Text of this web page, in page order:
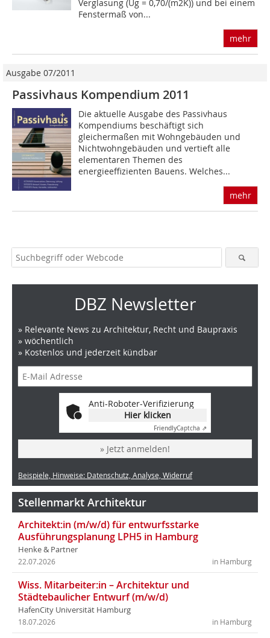
Verglasung (Ug = 0,70/(m2K)) und bei einem
Fenstermaß von...
mehr
Ausgabe 07/2011
Passivhaus Kompendium 2011
Die aktuelle Ausgabe des Passivhaus
Kompendiums beschäftigt sich
gleichermaßen mit Wohngebäuden und
Nichtwohngebäuden und vertieft alle
elementaren Themen des
energieeffizienten Bauens. Welches...
mehr
DBZ Newsletter
» Relevante News zu Architektur, Recht und Baupraxis
» wöchentlich
» Kostenlos und jederzeit kündbar
Anti-Roboter-Verifizierung
Hier klicken
FriendlyCaptcha ⇗
» Jetzt anmelden!
Beispiele, Hinweise: Datenschutz, Analyse, Widerruf
Stellenmarkt Architektur
Architekt:in (m/w/d) für entwurfsstarke
Ausführungsplanung LPH5 in Hamburg
Henke & Partner
in Hamburg
22.07.2026
Wiss. Mitarbeiter:in – Architektur und
Städtebaulicher Entwurf (m/w/d)
HafenCity Universität Hamburg
in Hamburg
18.07.2026